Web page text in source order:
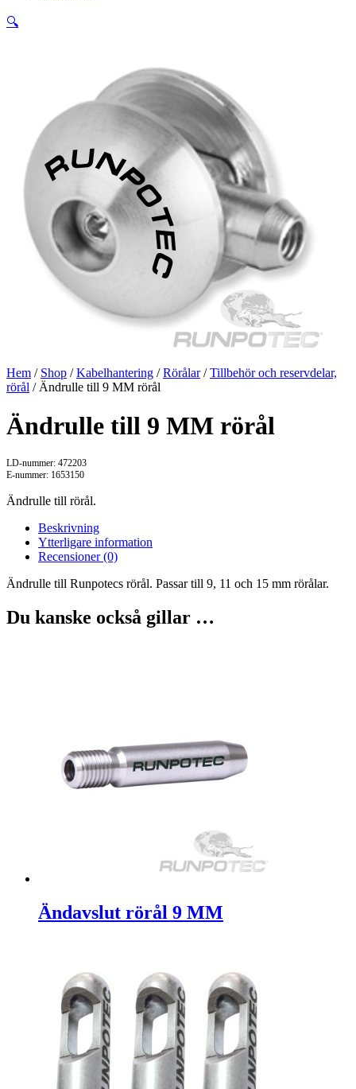
🔍
Hem / Shop /Kabelhantering /Rörålar/Tillbehör och reservdelar,
rörål / Ändrulle till 9 MM rörål
Ändrulle till 9 MM rörål
LD-nummer: 472203
E-nummer: 1653150
Ändrulle till rörål.
Beskrivning
Ytterligare information
Recensioner (0)
Ändrulle till Runpotecs rörål. Passar till 9, 11 och 15 mm rörålar.
Du kanske också gillar …
Ändavslut rörål 9 MM